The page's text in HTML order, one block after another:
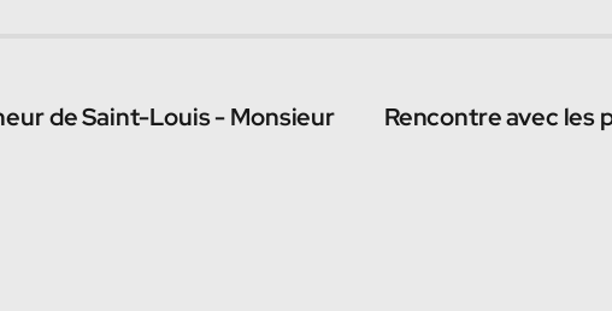
de Saint-Louis - Monsieur
Rencontre avec les